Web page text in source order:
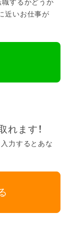
職するかどうか
近いお仕事が
れます！
力するとあな